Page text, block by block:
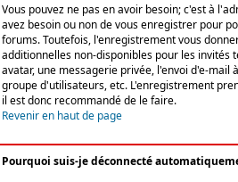
Vous pouvez ne pas en avoir besoin; c'est à
avez besoin ou non de vous enregistrer pour
forums. Toutefois, l'enregistrement vous
additionnelles non-disponibles pour les invités
avatar, une messagerie privée, l'envoi d'e-mail
groupe d'utilisateurs, etc. L'enregistrement
il est donc recommandé de le faire.
Revenir en haut de page
Pourquoi suis-je déconnecté